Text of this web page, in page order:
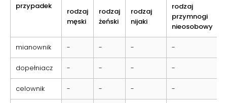
przypadek
rodzaj
męski
rodzaj
żeński
rodzaj
nijaki
rodzaj
przymnogi
nieosobowy
mianownik - - - -
dopełniacz - - - -
celownik - - - -